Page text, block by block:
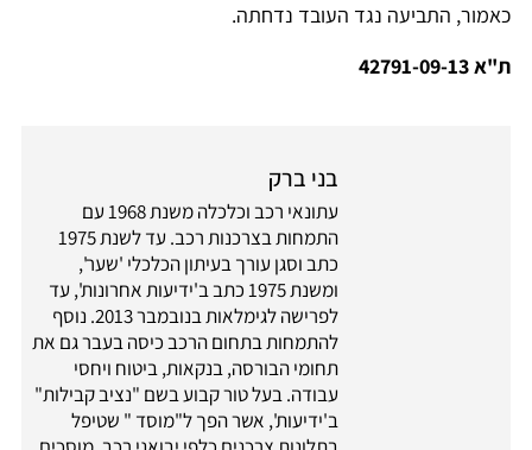
כאמור, התביעה נגד העובד נדחתה.
ת"א 42791-09-13
בני ברק
עתונאי רכב וכלכלה משנת 1968 עם
התמחות בצרכנות רכב. עד לשנת 1975
כתב וסגן עורך בעיתון הכלכלי 'שער',
ומשנת 1975 כתב ב'ידיעות אחרונות', עד
לפרישה לגימלאות בנובמבר 2013. נוסף
להתמחות בתחום הרכב כיסה בעבר גם את
תחומי הבורסה, בנקאות, ביטוח ויחסי
עבודה. בעל טור קבוע בשם "נציב קבילות"
ב'ידיעות', אשר הפך ל"מוסד " שטיפל